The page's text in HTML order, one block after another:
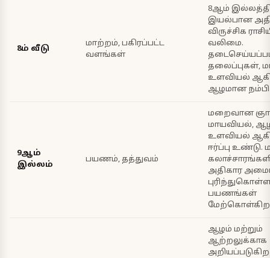
8ம் வீடு
மாற்றம், பகிரப்பட்ட
வளங்கள்
8ஆம்
இயல்பான
விருச்சிக
வலிமை.
தலைப்புகள்,
உளவியல்
ஆழமான
9ஆம்
இல்லம்
பயணம், தத்துவம்
மறைவான
மாயவியல்,
உளவியல்
ஈர்ப்பு உண்டு.
அதிகார
பயணங்கள்
ஆழம் மற்றும்
ஆற்றலுக்காக